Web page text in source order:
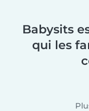
Babysits
qui les